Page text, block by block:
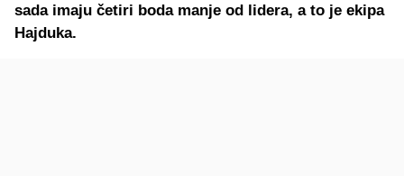
sada imaju četiri boda manje od lidera, a to je ekipa
Hajduka.